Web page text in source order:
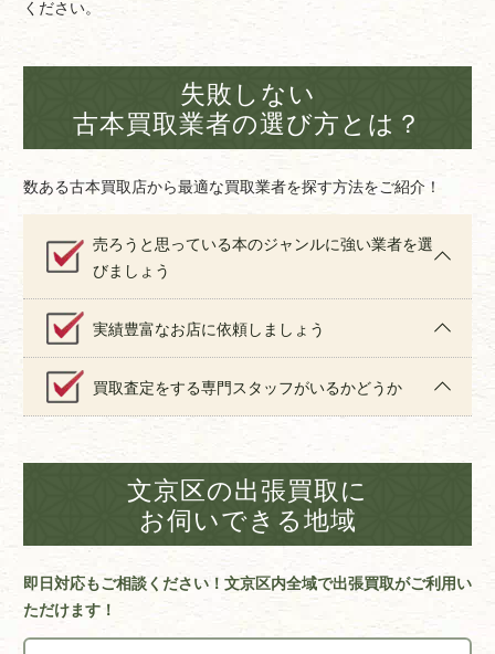
ください。
失敗しない
古本買取業者の選び方とは？
数ある古本買取店から最適な買取業者を探す方法をご紹介！
売ろうと思っている本のジャンルに強い業者を選
びましょう
実績豊富なお店に依頼しましょう
買取査定をする専門スタッフがいるかどうか
文京区の出張買取に
お伺いできる地域
即日対応もご相談ください！文京区内全域で出張買取がご利用い
ただけます！